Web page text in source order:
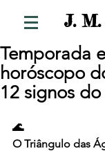
J. M.
Temporada
horóscopo
12 signos
🌊
O Triângulo das